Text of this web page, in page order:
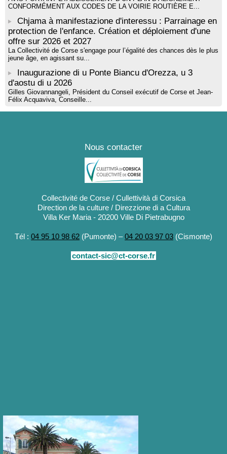
CONFORMÉMENT AUX CODES DE LA VOIRIE ROUTIÈRE E...
Chjama à manifestazione d'interessu : Parrainage en
protection de l'enfance. Création et déploiement d'une
offre sur 2026 et 2027
La Collectivité de Corse s'engage pour l’égalité des chances dès le plus
jeune âge, en agissant su...
Inaugurazione di u Ponte Biancu d'Orezza, u 3
d'aostu di u 2026
Gilles Giovannangeli, Président du Conseil exécutif de Corse et Jean-
Félix Acquaviva, Conseille...
Nous contacter
Collectivité de Corse / Cullettività di Corsica
Direction de la culture / Direzzione di a Cultura
Villa Ker Maria - 20200 Ville Di Pietrabugno
Tél : 04 95 10 98 62 (Pumonte) –04 20 03 97 03 (Cismonte)
contact-sic@ct-corse.fr